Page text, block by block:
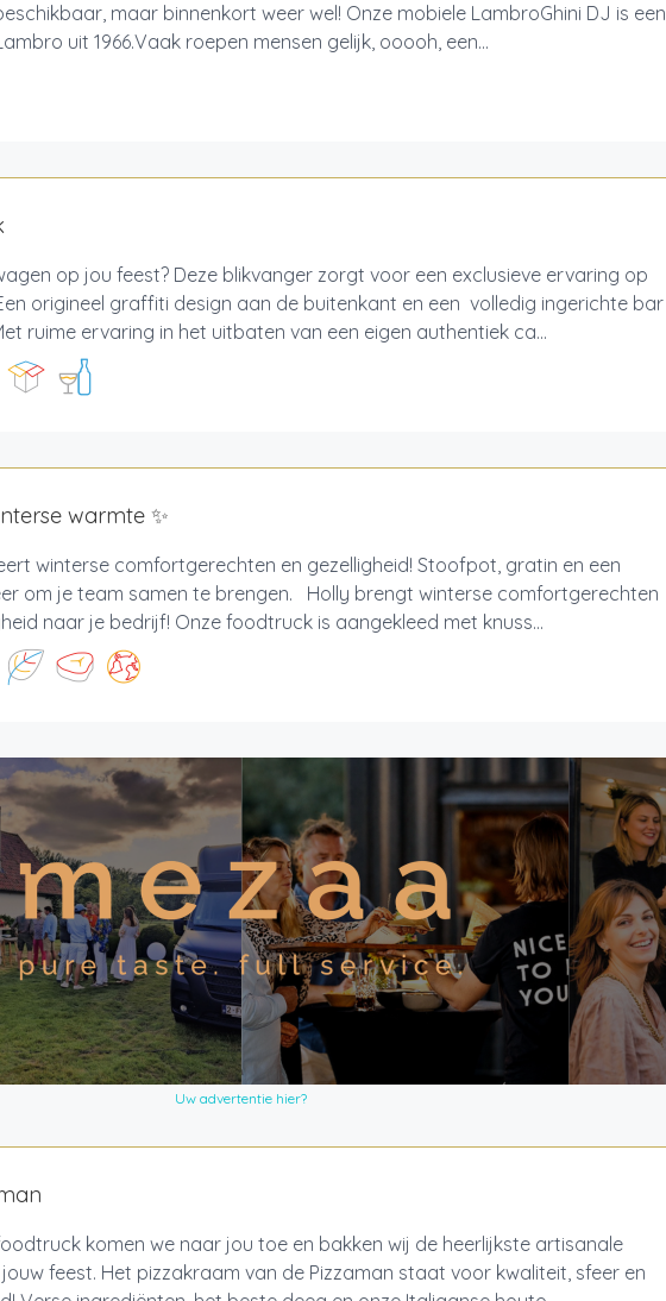
maar binnenkort weer wel! Onze mobiele LambroGhini DJ is een
uit 1966.Vaak roepen mensen gelijk, ooooh, een...
op jou feest? Deze blikvanger zorgt voor een exclusieve ervaring op
origineel graffiti design aan de buitenkant en een volledig ingerichte bar
ruime ervaring in het uitbaten van een eigen authentiek ca...
warmte ✨
winterse comfortgerechten en gezelligheid! Stoofpot, gratin en een
om je team samen te brengen. Holly brengt winterse comfortgerechten
naar je bedrijf! Onze foodtruck is aangekleed met knuss...
Uw advertentie hier?
komen we naar jou toe en bakken wij de heerlijkste artisanale
jouw feest. Het pizzakraam van de Pizzaman staat voor kwaliteit, sfeer en